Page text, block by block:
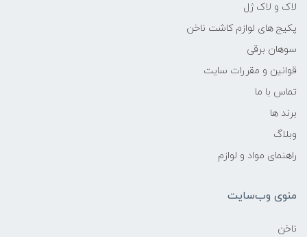
لاک و لاک ژل
پکیج های لوازم کاشت ناخن
سوهان برقی
قوانین و مقررات سایت
تماس با ما
برند ها
وبلاگ
راهنمای مواد و لوازم
منوی وب‌سایت
ناخن